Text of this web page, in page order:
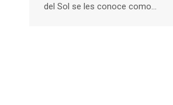
del Sol se les conoce como…